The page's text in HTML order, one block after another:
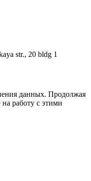
str., 20 bldg 1
данных. Продолжая
на работу с этими